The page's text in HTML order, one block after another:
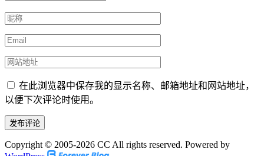
在此浏览器中保存我的显示名称、邮箱地址和网站地址，
以便下次评论时使用。
Copyright © 2005-2026 CC All rights reserved. Powered by